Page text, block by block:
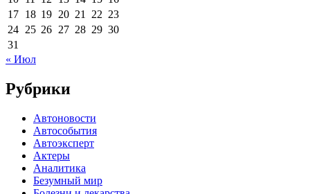
17 18 19 20 21 22 23
24 25 26 27 28 29 30
31
« Июл
Рубрики
Автоновости
Автособытия
Автоэксперт
Актеры
Аналитика
Безумный мир